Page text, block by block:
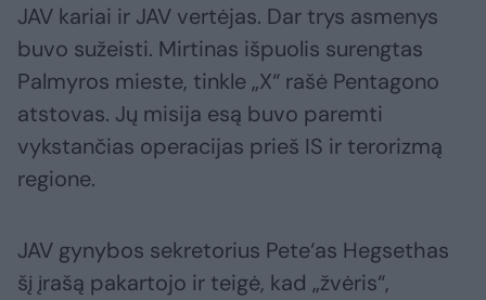
JAV kariai ir JAV vertėjas. Dar trys asmenys
buvo sužeisti. Mirtinas išpuolis surengtas
Palmyros mieste, tinkle „X“ rašė Pentagono
atstovas. Jų misija esą buvo paremti
vykstančias operacijas prieš IS ir terorizmą
regione.
JAV gynybos sekretorius Pete‘as Hegsethas
šį įrašą pakartojo ir teigė, kad „žvėris“,